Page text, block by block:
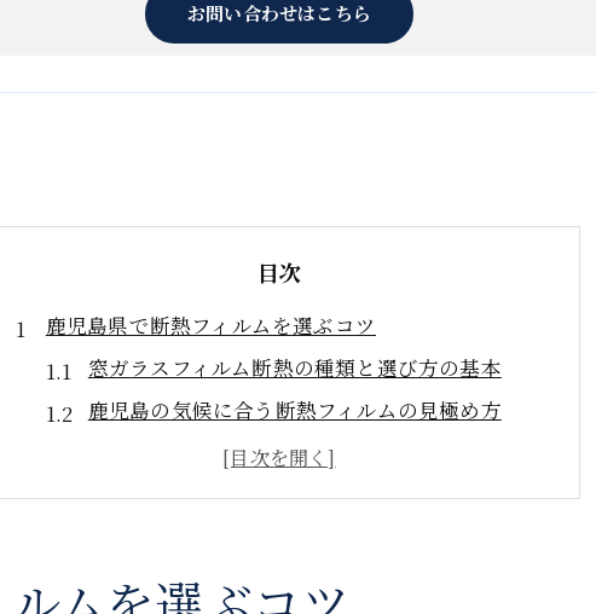
お問い合わせはこちら
目次
鹿児島県で断熱フィルムを選ぶコツ
窓ガラスフィルム断熱の種類と選び方の基本
鹿児島の気候に合う断熱フィルムの見極め方
施工業者選びで重視したい断熱性能の違い
窓ガラスフィルム断熱で得られる費用対効果
窓ガラスフィルム断熱が生む快適空間